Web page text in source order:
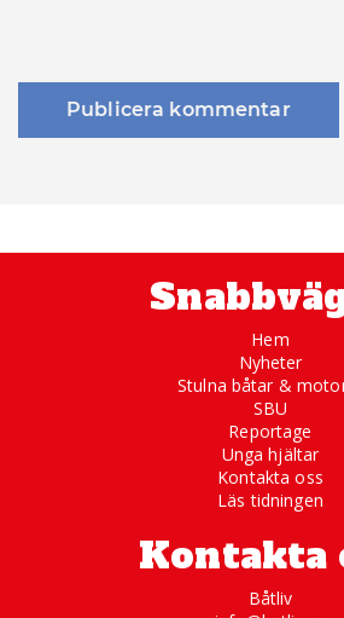
Hem
Nyheter
Stulna båtar &
SBU
Reportage
Unga hjältar
Kontakta oss
Läs tidningen
Kontakta
Båtliv